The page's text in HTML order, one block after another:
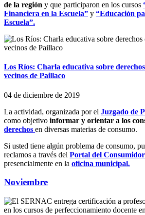
de la región y que participaron en los cursos
Financiera en la Escuela” y “Educación
Escuela”.
Los Ríos: Charla educativa sobre
vecinos de Paillaco
04 de diciembre de 2019
La actividad, organizada por el Juzgado de
como objetivo informar y orientar a los
derechos en diversas materias de consumo.
Si usted tiene algún problema de consumo,
reclamos a través del Portal del Consumidor
presencialmente en la oficina municipal.
Noviembre